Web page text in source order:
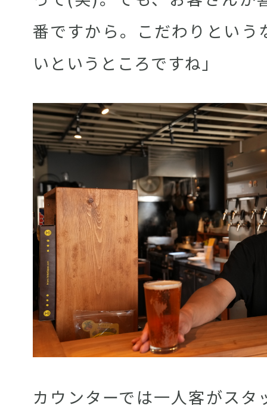
番ですから。こだわりという
いというところですね」
カウンターでは一人客がスタ